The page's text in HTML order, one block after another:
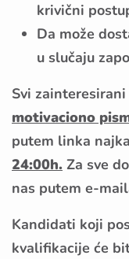
krivični
Da može
u slučaju
Svi
motivaciono
putem linka
24:00h. Za sve
nas putem e-
Kandidati koji
kvalifikacije će